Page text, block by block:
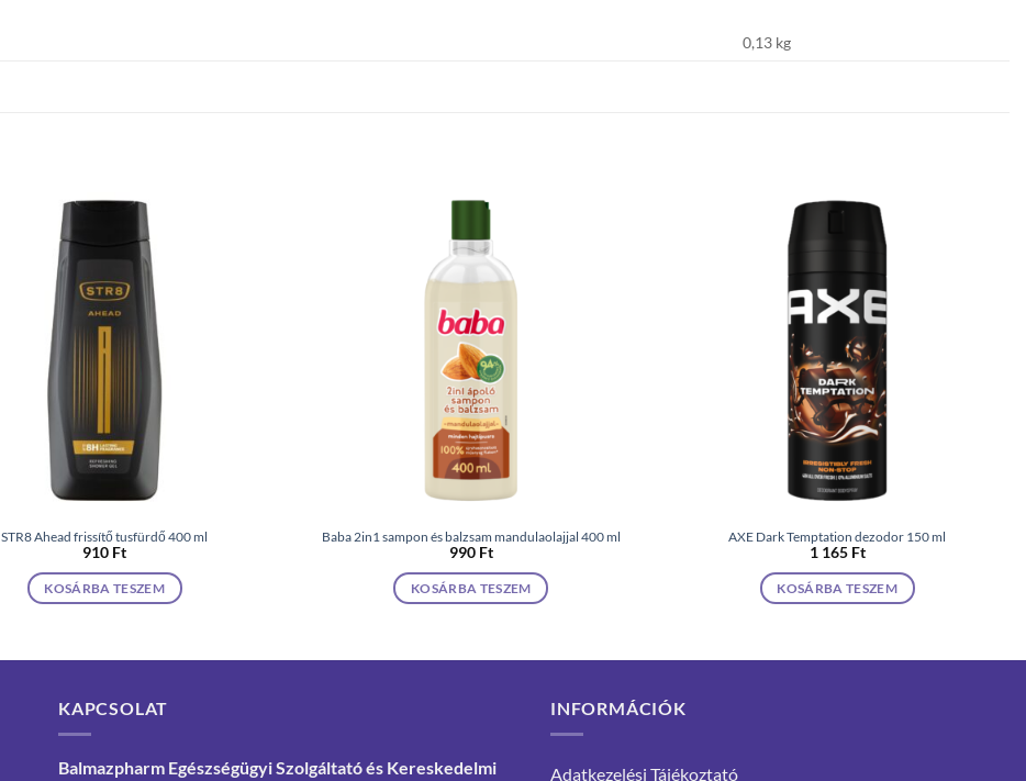
0,13 kg
STR8 Ahead frissítő tusfürdő 400 ml
910 Ft
KOSÁRBA TESZEM
Baba 2in1 sampon és balzsam mandulaolajjal 400 ml
990 Ft
KOSÁRBA TESZEM
AXE Dark Temptation dezodor 150 ml
1 165 Ft
KOSÁRBA TESZEM
KAPCSOLAT
Balmazpharm Egészségügyi Szolgáltató és Kereskedelmi
INFORMÁCIÓK
Adatkezelési Tájékoztató